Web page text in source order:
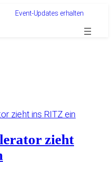
Event-Updates erhalten
zieht